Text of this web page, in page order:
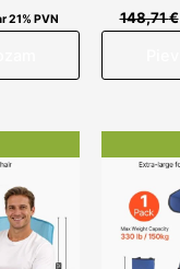
21% PVN 148,71€
97,89 €.